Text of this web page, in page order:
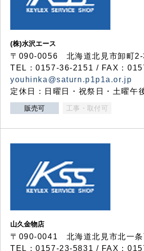
(株)水沢エース
〒090-0056 北海道北見市卸町2-
TEL：0157-36-2151 / FAX：
youhinka@saturn.p1p1a.or.jp
定休日：日曜日・祝祭日・土曜午
販売可 工事・取付可
山久金物店
〒090-0041 北海道北見市北一
TEL：0157-23-5831 / FAX：